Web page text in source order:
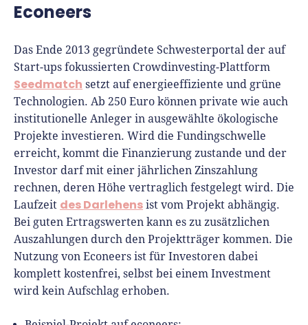
Econeers
Das Ende 2013 gegründete Schwesterportal der auf
Start-ups fokussierten Crowdinvesting-Plattform
Seedmatch setzt auf energieeffiziente und grüne
Technologien. Ab 250 Euro können private wie auch
institutionelle Anleger in ausgewählte ökologische
Projekte investieren. Wird die Fundingschwelle
erreicht, kommt die Finanzierung zustande und der
Investor darf mit einer jährlichen Zinszahlung
rechnen, deren Höhe vertraglich festgelegt wird. Die
Laufzeit des Darlehens ist vom Projekt abhängig.
Bei guten Ertragswerten kann es zu zusätzlichen
Auszahlungen durch den Projektträger kommen. Die
Nutzung von Econeers ist für Investoren dabei
komplett kostenfrei, selbst bei einem Investment
wird kein Aufschlag erhoben.